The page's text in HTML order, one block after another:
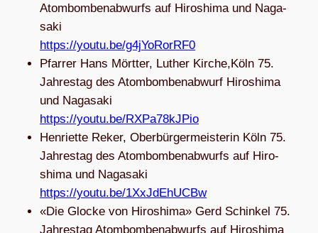
Atom­bom­ben­ab­wurfs auf Hiro­shima und Naga­
saki
https://youtu.be/g4jYoRorRF0
Pfar­rer Hans Mört­ter, Luther Kirche,Köln 75.
Jah­res­tag des Atom­bom­ben­ab­wurf Hiro­shima
und Naga­saki
https://youtu.be/RXPa78kJPio
Hen­ri­ette Reker, Ober­bür­ger­meis­te­rin Köln 75.
Jah­res­tag des Atom­bom­ben­ab­wurfs auf Hiro­
shima und Naga­saki
https://youtu.be/1XxJdEhUCBw
«Die Glo­cke von Hiro­shima» Gerd Schin­kel 75.
Jah­res­tag Atom­bom­ben­ab­wurfs auf Hiro­shima